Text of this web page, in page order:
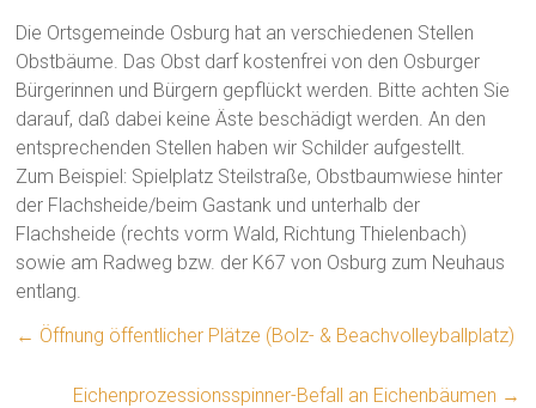
Die Ortsgemeinde Osburg hat an verschiedenen Stellen
Obstbäume. Das Obst darf kostenfrei von den Osburger
Bürgerinnen und Bürgern gepflückt werden. Bitte achten Sie
darauf, daß dabei keine Äste beschädigt werden. An den
entsprechenden Stellen haben wir Schilder aufgestellt.
Zum Beispiel: Spielplatz Steilstraße, Obstbaumwiese hinter
der Flachsheide/beim Gastank und unterhalb der
Flachsheide (rechts vorm Wald, Richtung Thielenbach)
sowie am Radweg bzw. der K67 von Osburg zum Neuhaus
entlang.
← Öffnung öffentlicher Plätze (Bolz- & Beachvolleyballplatz)
Eichenprozessionsspinner-Befall an Eichenbäumen →